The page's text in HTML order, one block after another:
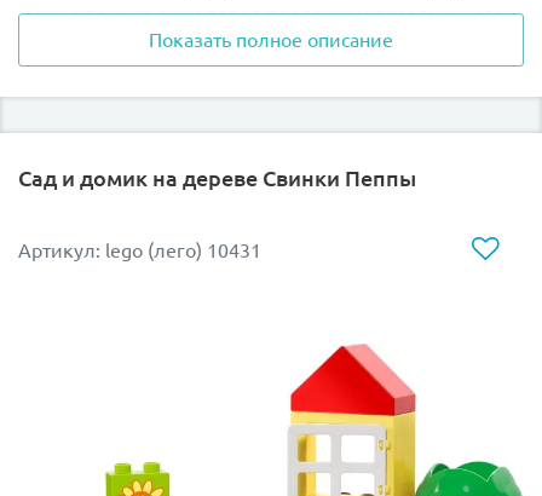
можно помыть руки перед поеданием праздничного
В набор входят 3 минифигурки: Свинка Пеппа,
другое.
Подарите Вашему малышу незабываемые моменты
игры и веселья с конструктором 10433!
Показать полное описание
Сад и домик на дереве Свинки Пеппы
Артикул: lego (лего) 10431